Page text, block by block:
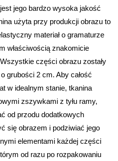
jego bardzo wysoka jakość
użyta przy produkcji obrazu to
materiał o gramaturze
właściwością znakomicie
części obrazu zostały
grubości 2 cm. Aby całość
w idealnym stanie, tkanina
zszywkami z tyłu ramy,
od przodu dodatkowych
się obrazem i podziwiać jego
elementami każdej części
od razu po rozpakowaniu